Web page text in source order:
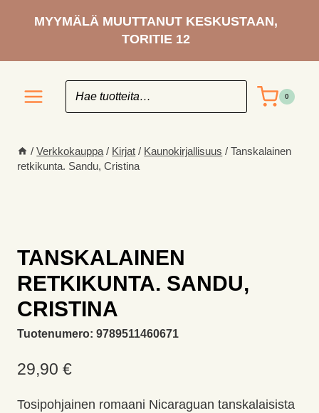
sisältöönMYYMÄLÄ MUUTTANUT KESKUSTAAN,
TORITIE 12
0
/ Verkkokauppa / Kirjat / Kaunokirjallisuus / Tanskalainen
retkikunta. Sandu, Cristina
TANSKALAINEN
RETKIKUNTA. SANDU,
CRISTINA
Tuotenumero: 9789511460671
29,90 €
Tosipohjainen romaani Nicaraguan tanskalaisista